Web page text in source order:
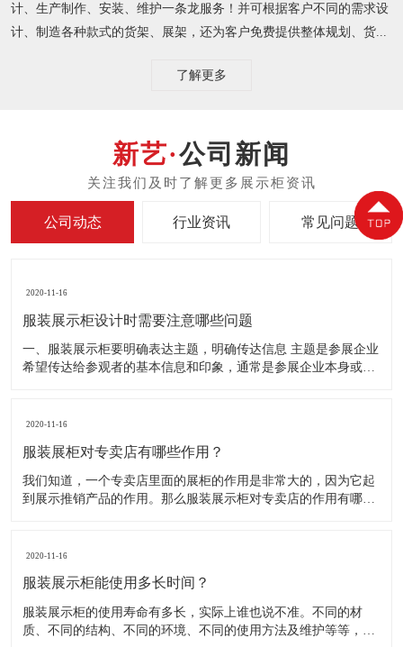
计、生产制作、安装、维护一条龙服务！并可根据客户不同的需求设
计、制造各种款式的货架、展架，还为客户免费提供整体规划、货...
了解更多
公司新闻
公司动态 行业资讯 常见问题
2020-11-16
服装展示柜设计时需要注意哪些问题
一、服装展示柜要明确表达主题，明确传达信息 主题是参展企业
希望传达给参观者的基本信息和印象，通常是参展企业本身或产
2020-11-16
服装展柜对专卖店有哪些作用？
我们知道，一个专卖店里面的展柜的作用是非常大的，因为它起
到展示推销产品的作用。那么服装展示柜对专卖店的作用有哪些
陈列展示商品。把商品的风采展现在消费者面前，使消费者对商
2020-11-16
服装展示柜能使用多长时间？
服装展示柜的使用寿命有多长，实际上谁也说不准。不同的材
质、不同的结构、不同的环境、不同的使用方法及维护等等，都